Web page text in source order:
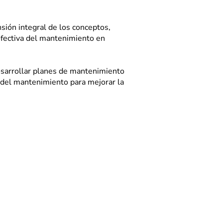
integral de los conceptos,
del mantenimiento en
planes de mantenimiento
mantenimiento para mejorar la